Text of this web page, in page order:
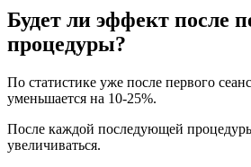
Будет ли эффект после
процедуры?
По статистике уже после первого
уменьшается на 10-25%.
После каждой последующей
увеличиваться.